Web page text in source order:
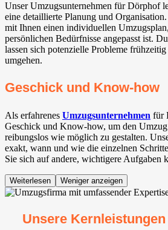
Unser Umzugsunternehmen für Dörphof
eine detaillierte Planung und
mit Ihnen einen individuellen
persönlichen Bedürfnisse angepasst ist.
lassen sich potenzielle Probleme
umgehen.
Geschick und Know-how
Als erfahrenes Umzugsunternehmen für
Geschick und Know-how, um den
reibungslos wie möglich zu gestalten.
exakt, wann und wie die einzelnen
Sie sich auf andere, wichtigere Aufgaben
Weiterlesen Weniger anzeigen
Unsere